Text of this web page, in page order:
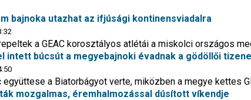
bajnoka utazhat az ifjúsági kontinensviadalra
a GEAC korosztályos atlétái a miskolci országos
intett búcsút a megyebajnoki évadnak a gödöllői
együttese a Biatorbágyot verte, miközben a megye kettes
mozgalmas, éremhalmozással dúsított víkendje